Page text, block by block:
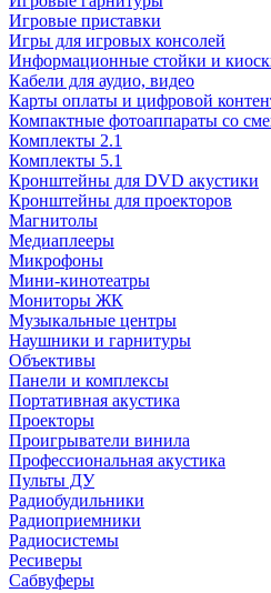
Игровые приставки
Игры для игровых консолей
Информационные стойки и
Кабели для аудио, видео
Карты оплаты и цифровой
Компактные фотоаппараты со
Комплекты 2.1
Комплекты 5.1
Кронштейны для DVD акустики
Кронштейны для проекторов
Магнитолы
Медиаплееры
Микрофоны
Мини-кинотеатры
Мониторы ЖК
Музыкальные центры
Наушники и гарнитуры
Объективы
Панели и комплексы
Портативная акустика
Проекторы
Проигрыватели винила
Профессиональная акустика
Пульты ДУ
Радиобудильники
Радиоприемники
Радиосистемы
Ресиверы
Сабвуферы